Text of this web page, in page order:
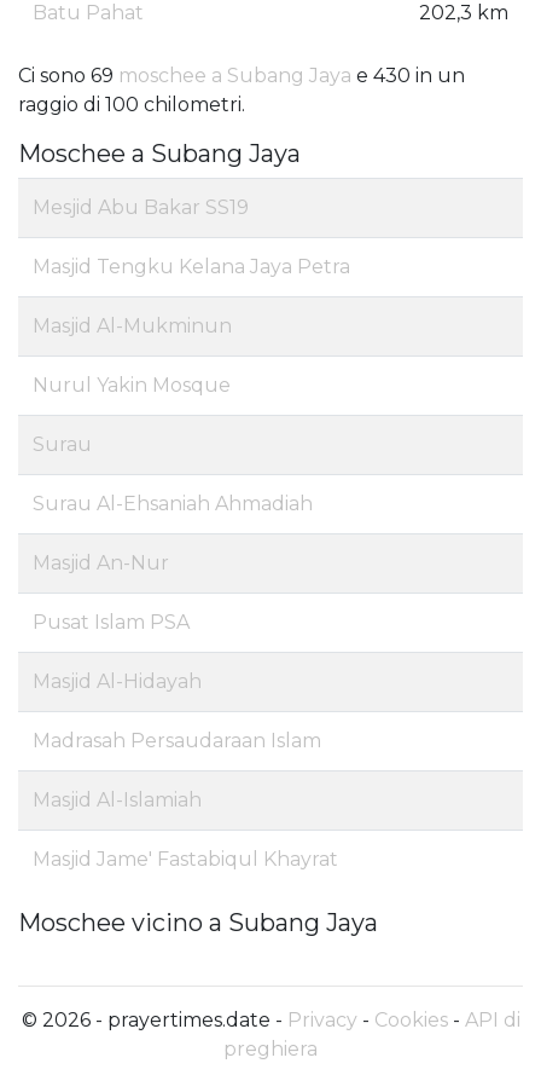
Batu Pahat 202,3 km
Ci sono 69 moschee a Subang Jaya e 430 in un
raggio di 100 chilometri.
Moschee a Subang Jaya
Mesjid Abu Bakar SS19
Masjid Tengku Kelana Jaya Petra
Masjid Al-Mukminun
Nurul Yakin Mosque
Surau
Surau Al-Ehsaniah Ahmadiah
Masjid An-Nur
Pusat Islam PSA
Masjid Al-Hidayah
Madrasah Persaudaraan Islam
Masjid Al-Islamiah
Masjid Jame' Fastabiqul Khayrat
Moschee vicino a Subang Jaya
© 2026 - prayertimes.date - Privacy- Cookies- API di
preghiera